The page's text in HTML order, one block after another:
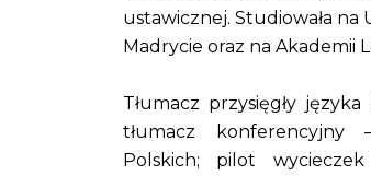
ustawicznej. Studiowała
Madrycie oraz na Akademii
Tłumacz przysięgły
tłumacz konferencyjny
Polskich; pilot